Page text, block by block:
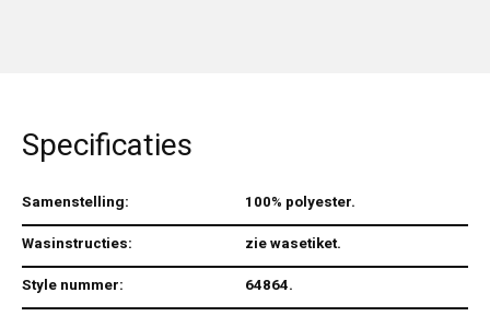
Specificaties
Samenstelling:
100% polyester.
Wasinstructies:
zie wasetiket.
Style nummer:
64864.